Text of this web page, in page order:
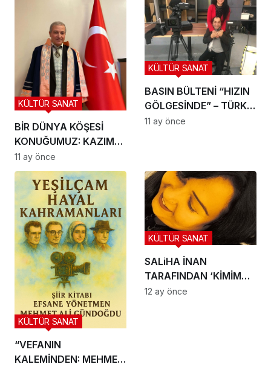
BİR DÜNYA KÖŞESİ
KONUĞUMUZ: KAZIM
ÇANDIR
KÜLTÜR SANAT
11 ay önce
BASIN BÜLTENİ “HIZIN
GÖLGESİNDE” – TÜRK
SİNEMASINDA
KÜLTÜR SANAT
11 ay önce
“VEFANIN
KALEMİNDEN: MEHMET
KÜLTÜR SANAT
SALiHA İNAN
TARAFINDAN ‘KİMİM
BEN’ ŞiiRi ANALİZ VE
KÜLTÜR SANAT
12 ay önce